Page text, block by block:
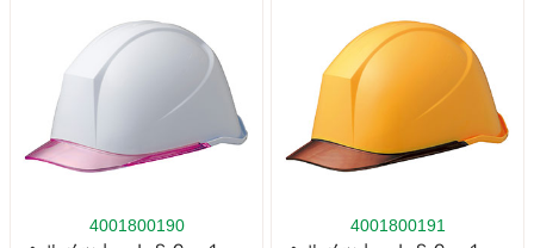
4001800190 4001800191